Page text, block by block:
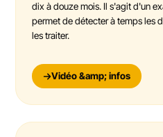
dix à douze mois. Il s'agit d'un
permet de détecter à temps les
les traiter.
Vidéo &amp; infos